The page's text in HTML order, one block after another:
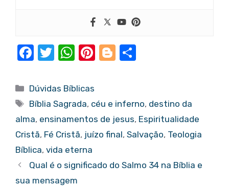
F
c
e
b
o
o
k
T
it
te
r
W
at
s
A
p
p
Pi
e
st
Bl
g
er
e
Categorias
Dúvidas Bíblicas
Tags
Bíblia Sagrada, céu e inferno, destino da
alma, ensinamentos de jesus, Espiritualidade
Cristã, Fé Cristã, juízo final, Salvação, Teologia
Bíblica, vida eterna
Qual é o significado do Salmo 34 na Bíblia e
sua mensagem